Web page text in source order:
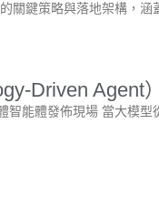
關鍵策略與落地架構，
Driven Agent
能體發佈現場 當大模型